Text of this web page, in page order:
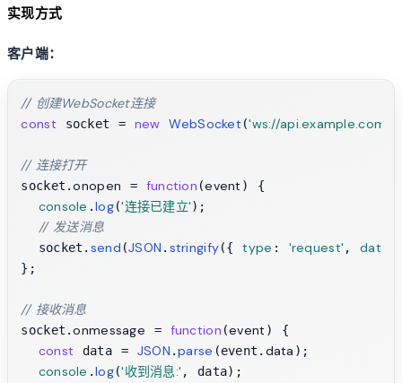
实现方式
客户端：
// 创建WebSocket连接
const socket = new WebSocket ('ws://api.example.com/
// 连接打开
socket.onopen = function (event ) {
console .log('连接已建立');
// 发送消息
  socket.
send (JSON . stringify({ type : 'request' , data
};
// 接收消息
socket.onmessage = function (event ) {
const data = JSON .parse (event. data );
console .log('收到消息:' , data);